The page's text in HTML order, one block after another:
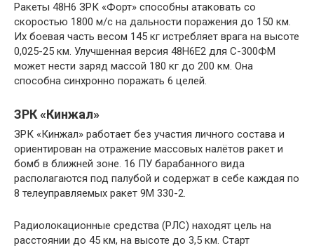
Ракеты 48Н6 ЗРК «Форт» способны атаковать со
скоростью 1800 м/с на дальности поражения до 150 км.
Их боевая часть весом 145 кг истребляет врага на высоте
0,025-25 км. Улучшенная версия 48Н6Е2 для С-300ФМ
может нести заряд массой 180 кг до 200 км. Она
способна синхронно поражать 6 целей.
ЗРК «Кинжал»
ЗРК «Кинжал» работает без участия личного состава и
ориентирован на отражение массовых налётов ракет и
бомб в ближней зоне. 16 ПУ барабанного вида
располагаются под палубой и содержат в себе каждая по
8 телеуправляемых ракет 9М 330-2.
Радиолокационные средства (РЛС) находят цель на
расстоянии до 45 км, на высоте до 3,5 км. Старт